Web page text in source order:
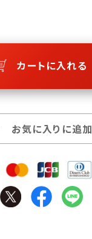
カートに入れる
お気に入りに追加